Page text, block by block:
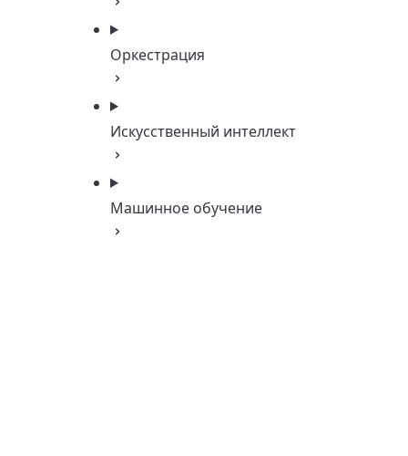
Оркестрация
Искусственный интеллект
Машинное обучение